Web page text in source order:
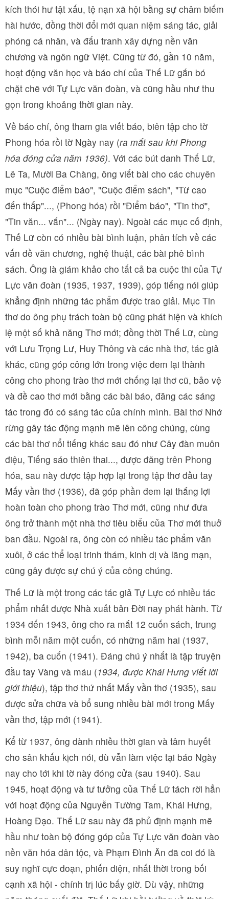
kích thói hư tật xấu, tệ nạn xã hội bằng sự châm biếm
hài hước, đồng thời đổi mới quan niệm sáng tác, giải
phóng cá nhân, và đấu tranh xây dựng nền văn
chương và ngôn ngữ Việt. Cũng từ đó, gần 10 năm,
hoạt động văn học và báo chí của Thế Lữ gắn bó
chặt chẽ với Tự Lực văn đoàn, và cũng hầu như thu
gọn trong khoảng thời gian này.
Về báo chí, ông tham gia viết báo, biên tập cho tờ
Phong hóa rồi tờ Ngày nay (ra mắt sau khi Phong
hóa đóng cửa năm 1936). Với các bút danh Thế Lữ,
Lê Ta, Mười Ba Chàng, ông viết bài cho các chuyên
mục "Cuộc điểm báo", "Cuộc điểm sách", "Từ cao
đến thấp"..., (Phong hóa) rồi "Điểm báo", "Tin thơ",
"Tin văn... vắn"... (Ngày nay). Ngoài các mục cố định,
Thế Lữ còn có nhiều bài bình luận, phân tích về các
vấn đề văn chương, nghệ thuật, các bài phê bình
sách. Ông là giám khảo cho tất cả ba cuộc thi của Tự
Lực văn đoàn (1935, 1937, 1939), góp tiếng nói giúp
khẳng định những tác phẩm được trao giải. Mục Tin
thơ do ông phụ trách toàn bộ cũng phát hiện và khích
lệ một số khả năng Thơ mới; đồng thời Thế Lữ, cùng
với Lưu Trọng Lư, Huy Thông và các nhà thơ, tác giả
khác, cũng góp công lớn trong việc đem lại thành
công cho phong trào thơ mới chống lại thơ cũ, bảo vệ
và đề cao thơ mới bằng các bài báo, đăng các sáng
tác trong đó có sáng tác của chính mình. Bài thơ Nhớ
rừng gây tác động mạnh mẽ lên công chúng, cùng
các bài thơ nổi tiếng khác sau đó như Cây đàn muôn
điệu, Tiếng sáo thiên thai..., được đăng trên Phong
hóa, sau này được tập hợp lại trong tập thơ đầu tay
Mấy vần thơ (1936), đã góp phần đem lại thắng lợi
hoàn toàn cho phong trào Thơ mới, cũng như đưa
ông trở thành một nhà thơ tiêu biểu của Thơ mới thuở
ban đầu. Ngoài ra, ông còn có nhiều tác phẩm văn
xuôi, ở các thể loại trinh thám, kinh dị và lãng mạn,
cũng gây được sự chú ý của công chúng.
Thế Lữ là một trong các tác giả Tự Lực có nhiều tác
phẩm nhất được Nhà xuất bản Đời nay phát hành. Từ
1934 đến 1943, ông cho ra mắt 12 cuốn sách, trung
bình mỗi năm một cuốn, có những năm hai (1937,
1942), ba cuốn (1941). Đáng chú ý nhất là tập truyện
đầu tay Vàng và máu (1934, được Khái Hưng viết lời
giới thiệu), tập thơ thứ nhất Mấy vần thơ (1935), sau
được sửa chữa và bổ sung nhiều bài mới trong Mấy
vần thơ, tập mới (1941).
Kể từ 1937, ông dành nhiều thời gian và tâm huyết
cho sân khấu kịch nói, dù vẫn làm việc tại báo Ngày
nay cho tới khi tờ này đóng cửa (sau 1940). Sau
1945, hoạt động và tư tưởng của Thế Lữ tách rời hẳn
với hoạt động của Nguyễn Tường Tam, Khái Hưng,
Hoàng Đạo. Thế Lữ sau này đã phủ định mạnh mẽ
hầu như toàn bộ đóng góp của Tự Lực văn đoàn vào
nền văn hóa dân tộc, và Phạm Đình Ân đã coi đó là
suy nghĩ cực đoạn, phiến diện, nhất thời trong bối
cạnh xã hội - chính trị lúc bấy giờ. Dù vậy, những